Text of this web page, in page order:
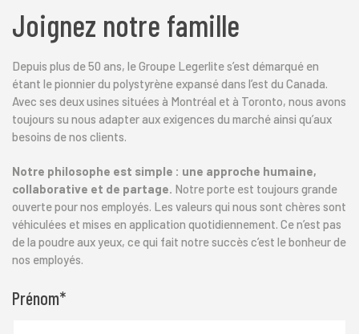
Joignez notre famille
Depuis plus de 50 ans, le Groupe Legerlite s’est démarqué en
étant le pionnier du polystyrène expansé dans l’est du Canada.
Avec ses deux usines situées à Montréal et à Toronto, nous avons
toujours su nous adapter aux exigences du marché ainsi qu’aux
besoins de nos clients.
Notre philosophe est simple : une approche humaine,
collaborative et de partage. Notre porte est toujours grande
ouverte pour nos employés. Les valeurs qui nous sont chères sont
véhiculées et mises en application quotidiennement. Ce n’est pas
de la poudre aux yeux, ce qui fait notre succès c’est le bonheur de
nos employés.
Prénom*